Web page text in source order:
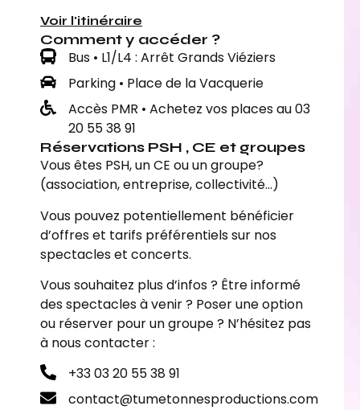
Voir l'itinéraire
Comment y accéder ?
Bus • L1/L4 : Arrêt Grands Viéziers
Parking • Place de la Vacquerie
Accès PMR • Achetez vos places au 03
20 55 38 91
Réservations PSH , CE et groupes
Vous êtes PSH, un CE ou un groupe?
(association, entreprise, collectivité…)
Vous pouvez potentiellement bénéficier
d’offres et tarifs préférentiels sur nos
spectacles et concerts.
Vous souhaitez plus d’infos ? Être informé
des spectacles à venir ? Poser une option
ou réserver pour un groupe ? N’hésitez pas
à nous contacter :
+33 03 20 55 38 91
contact@tumetonnesproductions.com